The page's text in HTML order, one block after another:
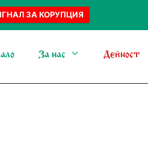
ЗА КОРУПЦИЯ
За нас Дейност